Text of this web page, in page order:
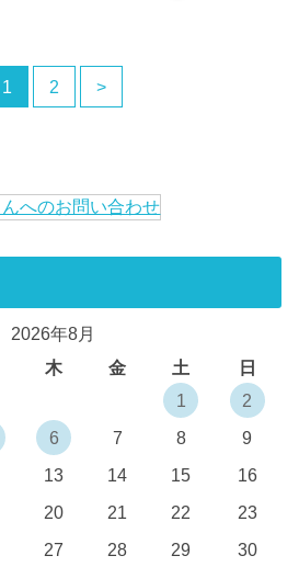
1 2 >
2026年8月
木 金 土
日
1
2
6 7 8
9
13 14 15
16
20 21 22
23
27 28 29
30